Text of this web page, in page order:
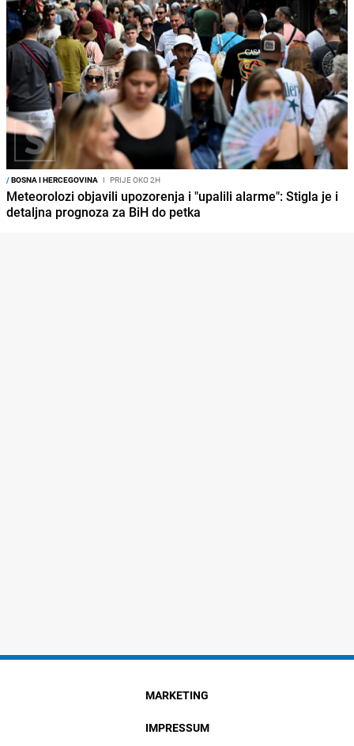
/BOSNA I HERCEGOVINA I PRIJE OKO 2H
Meteorolozi objavili upozorenja i "upalili alarme": Stigla je i
detaljna prognoza za BiH do petka
MARKETING
IMPRESSUM